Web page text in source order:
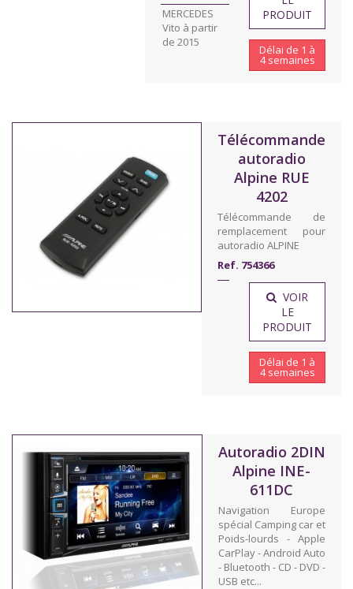
MERCEDES
Vito à partir
de 2015
PRODUIT
Délai de 1 à
4 semaines
Télécommande
autoradio
Alpine RUE
4202
Télécommande de
remplacement pour
autoradio ALPINE
Ref. 754366
VOIR
LE
PRODUIT
Délai de 1 à
4 semaines
Autoradio 2DIN
Alpine INE-
611DC
Navigation Europe
spécial Camping car et
Poids-lourds - Apple
CarPlay - Android Auto
- Bluetooth - CD - DVD -
USB etc...